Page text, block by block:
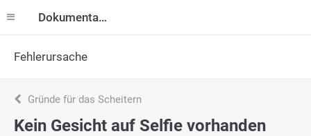
Dokumentation
Fehlerursache
Gründe für das Scheitern
Kein Gesicht auf Selfie vorhanden